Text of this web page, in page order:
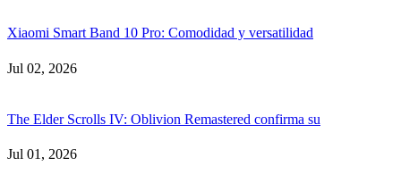
Xiaomi Smart Band 10 Pro: Comodidad y versatilidad
Jul 02, 2026
The Elder Scrolls IV: Oblivion Remastered confirma su
Jul 01, 2026